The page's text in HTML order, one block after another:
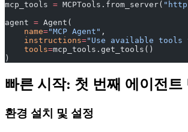
mcp_tools = MCPTools.from_server(
agent = Agent(
    name
="MCP Agent" ,
    instructions
="Use available tools
    tools
=mcp_tools.get_tools()
)
빠른 시작: 첫 번째 에이전트
환경 설치 및 설정